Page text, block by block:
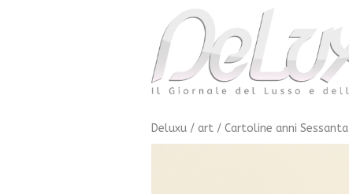
Deluxu / art / Cartoline anni Sessanta